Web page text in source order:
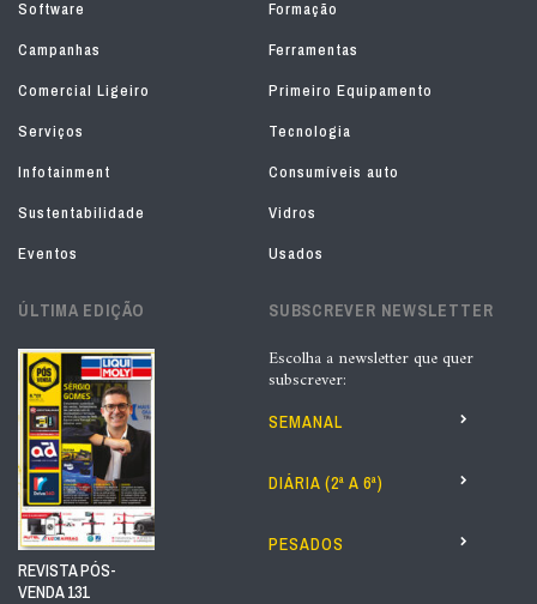
Software
Formação
Campanhas
Ferramentas
Comercial Ligeiro
Primeiro Equipamento
Serviços
Tecnologia
Infotainment
Consumíveis auto
Sustentabilidade
Vidros
Eventos
Usados
ÚLTIMA EDIÇÃO
REVISTA PÓS-
VENDA 131
SUBSCREVER NEWSLETTER
Escolha a newsletter que quer
subscrever:
SEMANAL
DIÁRIA (2ª A 6ª)
PESADOS